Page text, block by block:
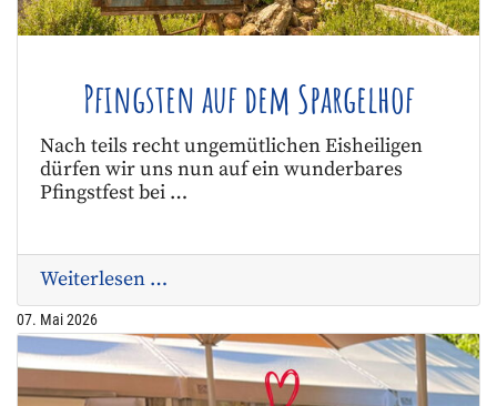
Pfingsten auf dem Spargelhof
Nach teils recht ungemütlichen Eisheiligen
dürfen wir uns nun auf ein wunderbares
Pfingstfest bei …
Weiterlesen …
07. Mai 2026